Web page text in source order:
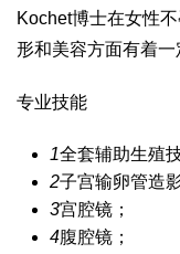
Kochet博士在女性
形和美容方面有着一
专业技能
1全套辅助生殖
2子宫输卵管造影
3宫腔镜；
4腹腔镜；